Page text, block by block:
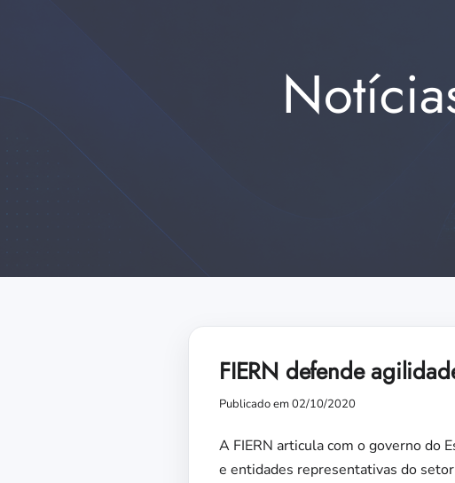
FIERN defende
Publicado em 02/10/2020
A FIERN articula com o governo do
e entidades representativas do